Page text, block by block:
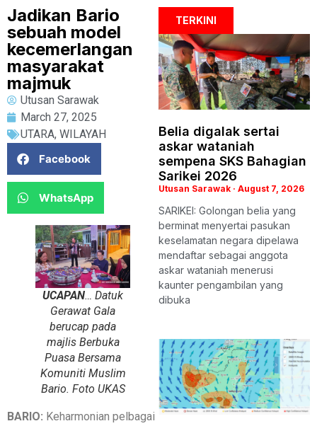
Jadikan Bario
sebuah model
kecemerlangan
masyarakat
majmuk
Utusan Sarawak
March 27, 2025
UTARA, WILAYAH
Facebook
WhatsApp
UCAPAN… Datuk
Gerawat Gala
berucap pada
majlis Berbuka
Puasa Bersama
Komuniti Muslim
Bario. Foto UKAS
BARIO: Keharmonian pelbagai
TERKINI
Belia digalak sertai
askar wataniah
sempena SKS Bahagian
Sarikei 2026
Utusan Sarawak August 7, 2026
SARIKEI: Golongan belia yang
berminat menyertai pasukan
keselamatan negara dipelawa
mendaftar sebagai anggota
askar wataniah menerusi
kaunter pengambilan yang
dibuka